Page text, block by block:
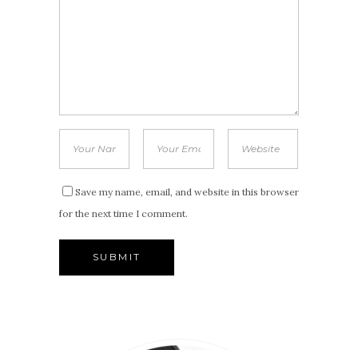
Save my name, email, and website in this browser
for the next time I comment.